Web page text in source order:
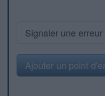
Signaler une erreur
Ajouter un point